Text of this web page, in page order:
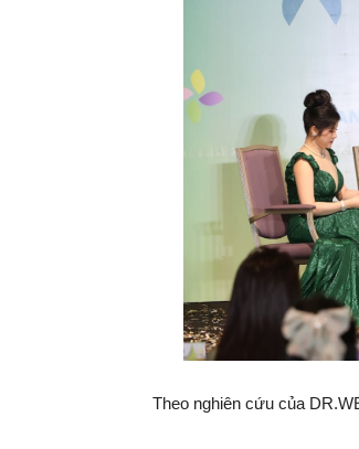
Theo nghiên cứu của